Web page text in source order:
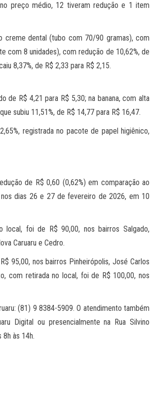
preço médio, 12 tiveram redução e 1 item
creme dental (tubo com 70/90 gramas), com
com 8 unidades), com redução de 10,62%, de
8,37%, de R$ 2,33 para R$ 2,15.
de R$ 4,21 para R$ 5,30; na banana, com alta
subiu 11,51%, de R$ 14,77 para R$ 16,47.
registrada no pacote de papel higiênico,
de R$ 0,60 (0,62%) em comparação ao
dias 26 e 27 de fevereiro de 2026, em 10
local, foi de R$ 90,00, nos bairros Salgado,
Caruaru e Cedro.
95,00, nos bairros Pinheirópolis, José Carlos
com retirada no local, foi de R$ 100,00, nos
(81) 9 8384-5909. O atendimento também
Digital ou presencialmente na Rua Silvino
8h às 14h.